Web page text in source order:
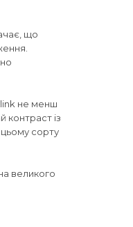
що
не менш
із
цьому сорту
великого